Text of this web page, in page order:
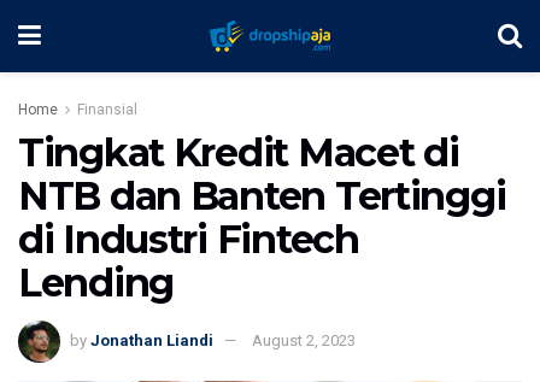
Home Finansial
Tingkat Kredit Macet di
NTB dan Banten Tertinggi
di Industri Fintech
Lending
by Jonathan Liandi August 2, 2023